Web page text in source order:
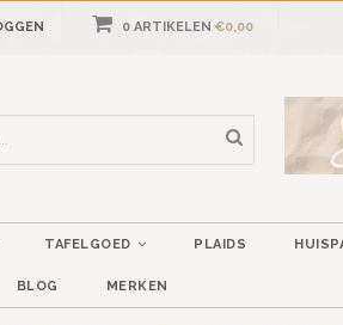
0 ARTIKELEN €0,00
TAFELGOED PLAIDS
BLOG MERKEN